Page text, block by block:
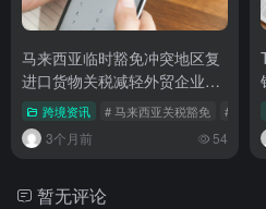
马来西亚临时豁免冲突地区复
进口货物关税减轻外贸企业通
关压力
跨境资讯 # 马来西亚关税豁免 # 复进
3个月前 54
暂无评论